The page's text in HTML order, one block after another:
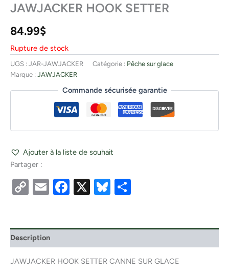
JAWJACKER HOOK SETTER
84.99$
Rupture de stock
UGS : JAR-JAWJACKER Catégorie : Pêche sur glace
Marque : JAWJACKER
Commande sécurisée garantie
Ajouter à la liste de souhait
Partager :
CopyEmailFacebook
X Bluesky
Description
JAWJACKER HOOK SETTER CANNE SUR GLACE